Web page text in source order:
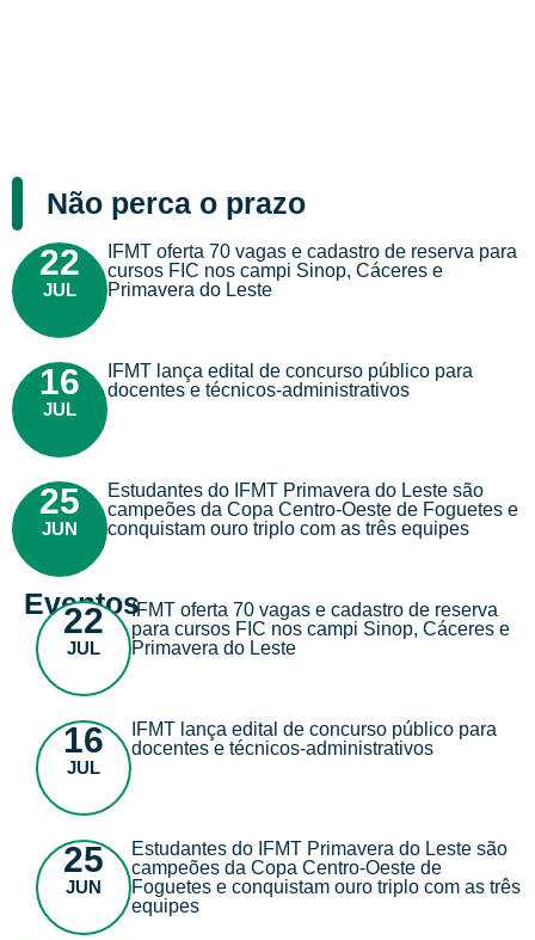
Não perca o prazo
22
JUL
IFMT oferta 70 vagas e cadastro de reserva para
cursos FIC nos campi Sinop, Cáceres e
Primavera do Leste
16
JUL
IFMT lança edital de concurso público para
docentes e técnicos-administrativos
25
JUN
Estudantes do IFMT Primavera do Leste são
campeões da Copa Centro-Oeste de Foguetes e
conquistam ouro triplo com as três equipes
Eventos
22
JUL
IFMT oferta 70 vagas e cadastro de reserva
para cursos FIC nos campi Sinop, Cáceres e
Primavera do Leste
16
JUL
IFMT lança edital de concurso público para
docentes e técnicos-administrativos
25
JUN
Estudantes do IFMT Primavera do Leste são
campeões da Copa Centro-Oeste de
Foguetes e conquistam ouro triplo com as três
equipes